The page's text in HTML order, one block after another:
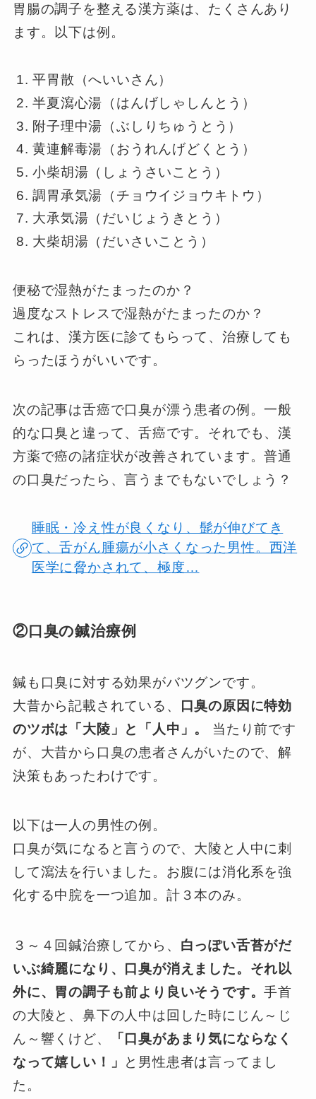
胃腸の調子を整える漢方薬は、たくさんあり
ます。以下は例。
平胃散（へいいさん）
半夏瀉心湯（はんげしゃしんとう）
附子理中湯（ぶしりちゅうとう）
黄連解毒湯（おうれんげどくとう）
小柴胡湯（しょうさいことう）
調胃承気湯（チョウイジョウキトウ）
大承気湯（だいじょうきとう）
大柴胡湯（だいさいことう）
便秘で湿熱がたまったのか？
過度なストレスで湿熱がたまったのか？
これは、漢方医に診てもらって、治療しても
らったほうがいいです。
次の記事は舌癌で口臭が漂う患者の例。一般
的な口臭と違って、舌癌です。それでも、漢
方薬で癌の諸症状が改善されています。普通
の口臭だったら、言うまでもないでしょう？
睡眠・冷え性が良くなり、髭が伸びてき
て、舌がん腫瘍が小さくなった男性。西洋
医学に脅かされて、極度…
②口臭の鍼治療例
鍼も口臭に対する効果がバツグンです。
大昔から記載されている、
口臭の原因に特効
のツボは「大陵」と「人中」。
当たり前です
が、大昔から口臭の患者さんがいたので、解
決策もあったわけです。
以下は一人の男性の例。
口臭が気になると言うので、大陵と人中に刺
して瀉法を行いました。お腹には消化系を強
化する中脘を一つ追加。計３本のみ。
３～４回鍼治療してから、 白っぽい舌苔がだ
いぶ綺麗になり、口臭が消えました。それ以
外に、胃の調子も前より良いそうです。手首
の大陵と、鼻下の人中は回した時にじん～じ
ん～響くけど、
「口臭があまり気にならなく
なって嬉しい！」
と男性患者は言ってまし
た。